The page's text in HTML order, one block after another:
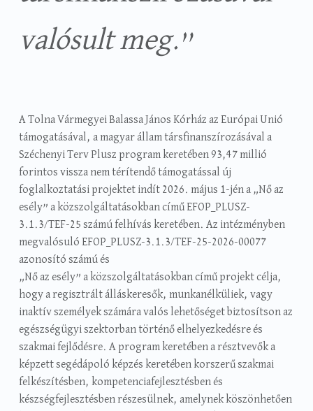
valósult meg.”
A Tolna Vármegyei Balassa János Kórház az Európai Unió
támogatásával, a magyar állam társfinanszírozásával a
Széchenyi Terv Plusz program keretében 93,47 millió
forintos vissza nem térítendő támogatással új
foglalkoztatási projektet indít 2026. május 1-jén a „Nő az
esély” a közszolgáltatásokban című EFOP_PLUSZ-
3.1.3/TEF-25 számú felhívás keretében. Az intézményben
megvalósuló EFOP_PLUSZ-3.1.3/TEF-25-2026-00077
azonosító számú és
„Nő az esély” a közszolgáltatásokban című projekt célja,
hogy a regisztrált álláskeresők, munkanélküliek, vagy
inaktív személyek számára valós lehetőséget biztosítson az
egészségügyi szektorban történő elhelyezkedésre és
szakmai fejlődésre. A program keretében a résztvevők a
képzett segédápoló képzés keretében korszerű szakmai
felkészítésben, kompetenciafejlesztésben és
készségfejlesztésben részesülnek, amelynek köszönhetően